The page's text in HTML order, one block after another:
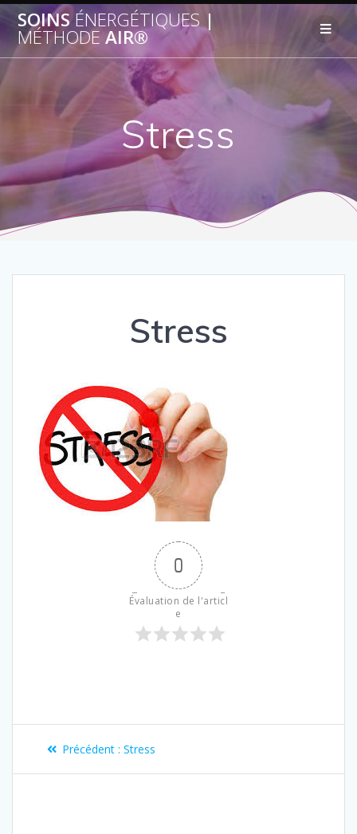
SOINSÉNERGÉTIQUES|
MÉTHODEAIR®
Stress
Stress
0
Évaluation de l'articl
e
Précédent : Stress